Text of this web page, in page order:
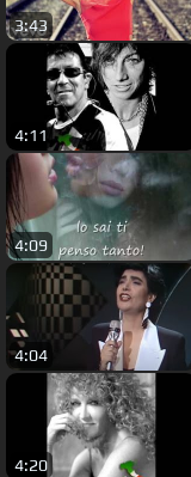
3:43
4:11
4:09
4:04
4:20